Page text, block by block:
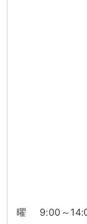
曜 9:00～